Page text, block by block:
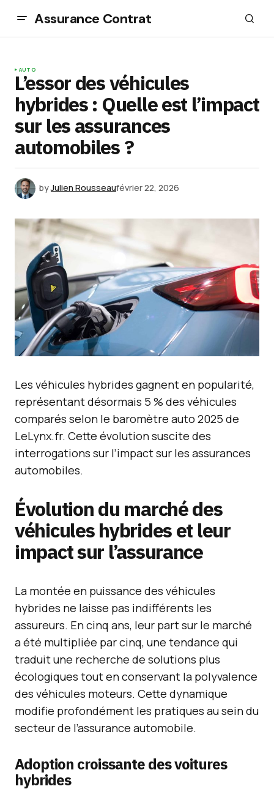
Assurance Contrat
AUTO
L’essor des véhicules
hybrides : Quelle est l’impact
sur les assurances
automobiles ?
byJulien Rousseaufévrier 22, 2026
Les véhicules hybrides gagnent en popularité,
représentant désormais 5 % des véhicules
comparés selon le baromètre auto 2025 de
LeLynx.fr. Cette évolution suscite des
interrogations sur l’impact sur les assurances
automobiles.
Évolution du marché des
véhicules hybrides et leur
impact sur l’assurance
La montée en puissance des véhicules
hybrides ne laisse pas indifférents les
assureurs. En cinq ans, leur part sur le marché
a été multipliée par cinq, une tendance qui
traduit une recherche de solutions plus
écologiques tout en conservant la polyvalence
des véhicules moteurs. Cette dynamique
modifie profondément les pratiques au sein du
secteur de l’assurance automobile.
Adoption croissante des voitures
hybrides